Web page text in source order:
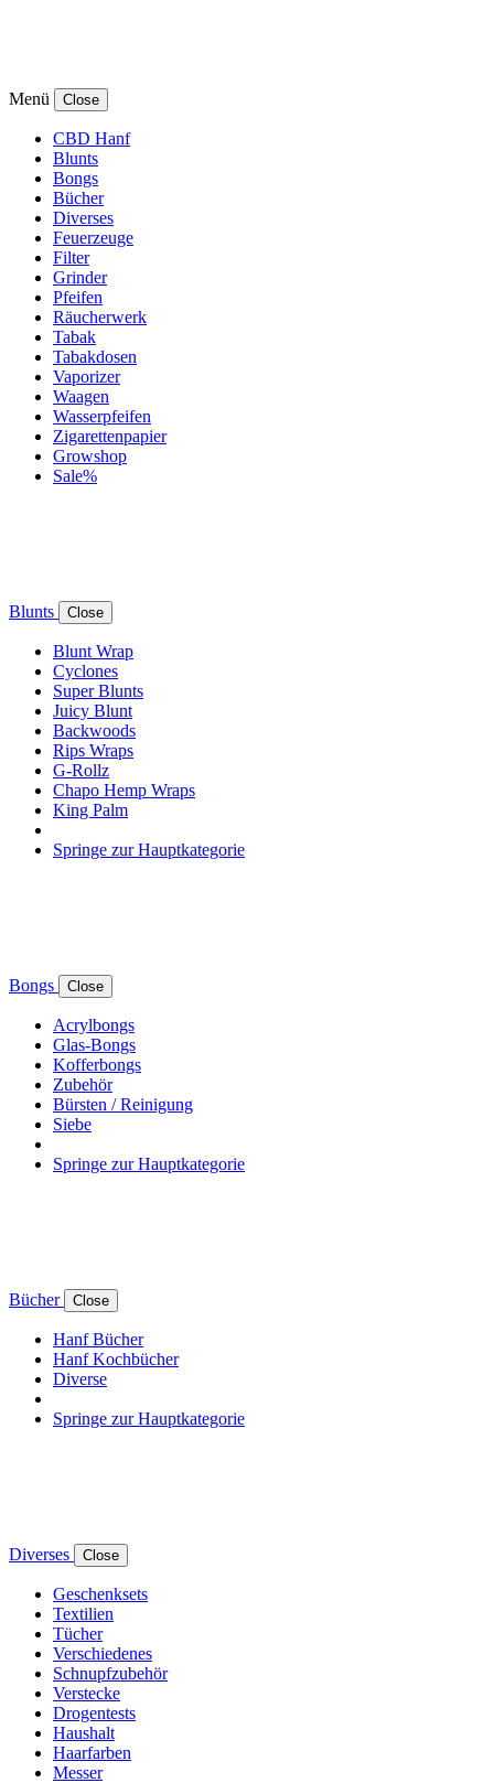
Menü Close
CBD Hanf
Blunts
Bongs
Bücher
Diverses
Feuerzeuge
Filter
Grinder
Pfeifen
Räucherwerk
Tabak
Tabakdosen
Vaporizer
Waagen
Wasserpfeifen
Zigarettenpapier
Growshop
Sale%
Blunts Close
Blunt Wrap
Cyclones
Super Blunts
Juicy Blunt
Backwoods
Rips Wraps
G-Rollz
Chapo Hemp Wraps
King Palm
Springe zur Hauptkategorie
Bongs Close
Acrylbongs
Glas-Bongs
Kofferbongs
Zubehör
Bürsten / Reinigung
Siebe
Springe zur Hauptkategorie
Bücher Close
Hanf Bücher
Hanf Kochbücher
Diverse
Springe zur Hauptkategorie
Diverses Close
Geschenksets
Textilien
Tücher
Verschiedenes
Schnupfzubehör
Verstecke
Drogentests
Haushalt
Haarfarben
Messer